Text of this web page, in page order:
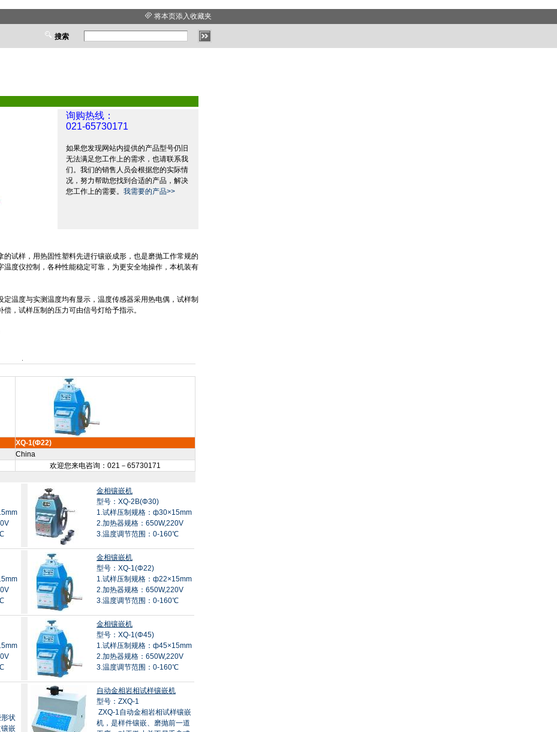
将本页添入收藏夹
搜索
询购热线：
021-65730171
如果您发现网站内提供的产品型号仍旧
无法满足您工作上的需求，也请联系我
们。我们的销售人员会根据您的实际情
况，努力帮助您找到合适的产品，解决
您工作上的需要。 我需要的产品>>
试样，用热固性塑料先进行镶嵌成形，也是磨抛工作常规的
度仪控制，各种性能稳定可靠，为更安全地操作，本机装有
温度与实测温度均有显示，温度传感器采用热电偶，试样制
，试样压制的压力可由信号灯给予指示。
XQ-1(Φ22)
China
欢迎您来电咨询：021－65730171
金相镶嵌机
型号：XQ-2B(Φ30)
1.试样压制规格：ф30×15mm
2.加热器规格：650W,220V
3.温度调节范围：0-160℃
金相镶嵌机
型号：XQ-1(Φ22)
1.试样压制规格：ф22×15mm
2.加热器规格：650W,220V
3.温度调节范围：0-160℃
金相镶嵌机
型号：XQ-1(Φ45)
1.试样压制规格：ф45×15mm
2.加热器规格：650W,220V
3.温度调节范围：0-160℃
状
嵌
自动金相岩相试样镶嵌机
型号：ZXQ-1
ZXQ-1自动金相岩相试样镶嵌
机，是样件镶嵌、磨抛前一道